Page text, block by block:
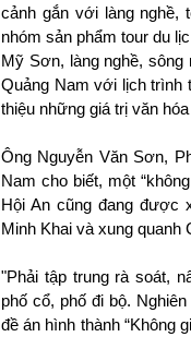
cảnh gắn với làng nghề,
nhóm sản phẩm tour du
Mỹ Sơn, làng nghề,
Quảng Nam với lịch trình
thiệu những giá trị văn
Ông Nguyễn Văn Sơn,
Nam cho biết, một
Hội An cũng đang được
Minh Khai và xung
"Phải tập trung rà soát,
phố cổ, phố đi bộ.
đề án hình thành “Không